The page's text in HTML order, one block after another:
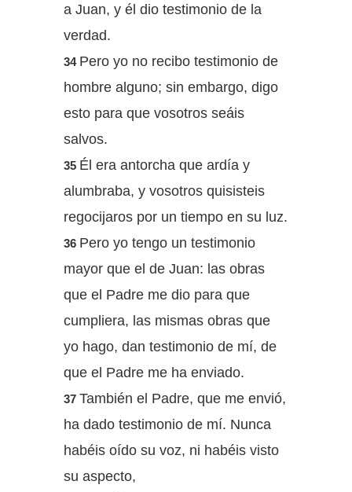
a Juan, y él dio testimonio de la
verdad.
34 Pero yo no recibo testimonio de
hombre alguno; sin embargo, digo
esto para que vosotros seáis
salvos.
35 Él era antorcha que ardía y
alumbraba, y vosotros quisisteis
regocijaros por un tiempo en su luz.
36 Pero yo tengo un testimonio
mayor que el de Juan: las obras
que el Padre me dio para que
cumpliera, las mismas obras que
yo hago, dan testimonio de mí, de
que el Padre me ha enviado.
37 También el Padre, que me envió,
ha dado testimonio de mí. Nunca
habéis oído su voz, ni habéis visto
su aspecto,